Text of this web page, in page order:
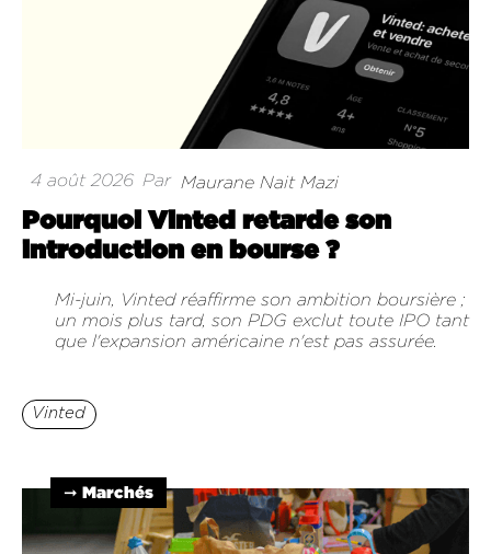
4 août 2026 Par Maurane Nait Mazi
Pourquoi Vinted retarde son
introduction en bourse ?
Mi-juin, Vinted réaffirme son ambition boursière ;
un mois plus tard, son PDG exclut toute IPO tant
que l'expansion américaine n'est pas assurée.
Vinted
➞ Marchés